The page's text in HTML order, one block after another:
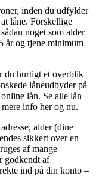
inden du udfylder
låne. Forskellige
noget som alder
år og tjene minimum
du hurtigt et overblik
låneudbyder på
lån. Se alle lån
info her og nu.
alder (dine
sikkert over en
af mange
godkendt af
ind på din konto –